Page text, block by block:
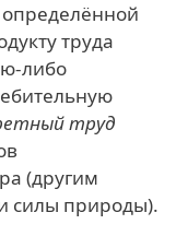
определённой
труда
либо
труд
(другим
силы природы).